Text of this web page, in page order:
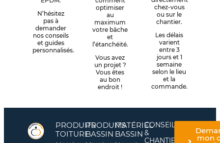
N’hésitez
pas à
demander
nos conseils
et guides
personnalisés.
optimiser
au
maximum
votre bâche
et
l’étanchéité.
Vous avez
un projet ?
Vous êtes
au bon
endroit !
chez-vous
ou sur le
chantier.
Les délais
varient
entre 3
jours et 1
semaine
selon le lieu
et la
commande.
PRODUITS
TOITURE
PRODUITS
BASSIN
MATÉRIEL
BASSIN
CONSEILS
&
CHANTIERS
mon